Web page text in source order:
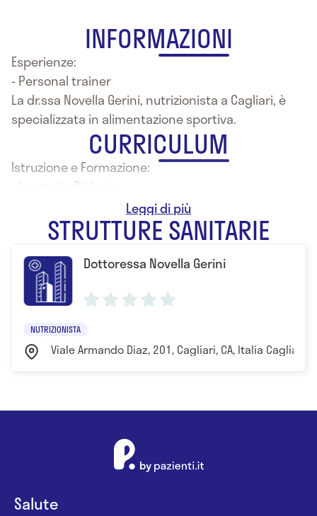
INFORMAZIONI
Esperienze:
- Personal trainer
La dr.ssa Novella Gerini, nutrizionista a Cagliari, è
specializzata in alimentazione sportiva.
CURRICULUM
Istruzione e Formazione:
- Laurea in Biologia
- Specializzazione in Nutrizione
STRUTTURE SANITARIE
Dottoressa Novella Gerini
NUTRIZIONISTA
Viale Armando Diaz, 201, Cagliari, CA, Italia Cagliari
Salute